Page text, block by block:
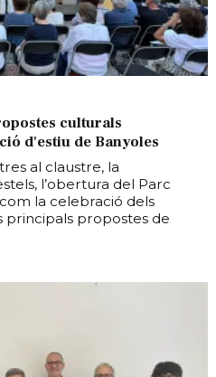
culturals
d'estiu de Banyoles
al claustre, la
l’obertura del Parc
la celebració dels
principals propostes de